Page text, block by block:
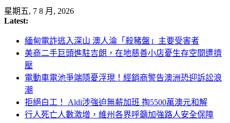
Skip
to
content
星期五, 7 8 月, 2026
Latest:
緬甸電詐逃入深山 澳人淪「殺豬盤」主要受害者
美商二手巨頭進駐吉朗，在地慈善小店憂生存空間遭擠
壓
電動車電池爭端隱憂浮現！經銷商警告澳洲恐迎訴訟浪
潮
拒絕白工！ Aldi涉強迫無薪加班 掏5500萬澳元和解
行人死亡人數激增，維州各界呼籲加強路人安全保障